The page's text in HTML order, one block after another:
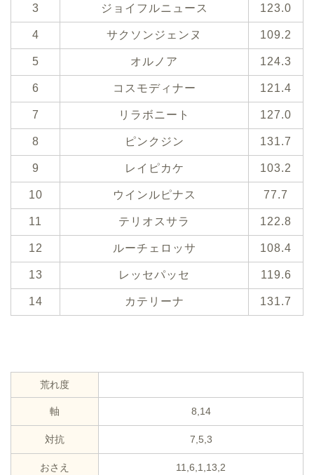
3 ジョイフルニュース 123.0
4 サクソンジェンヌ 109.2
5 オルノア 124.3
6 コスモディナー 121.4
7 リラボニート 127.0
8 ピンクジン 131.7
9 レイピカケ 103.2
10 ウインルピナス 77.7
11 テリオスサラ 122.8
12 ルーチェロッサ 108.4
13 レッセパッセ 119.6
14 カテリーナ 131.7
荒れ度
軸 8,14
対抗 7,5,3
おさえ 11,6,1,13,2